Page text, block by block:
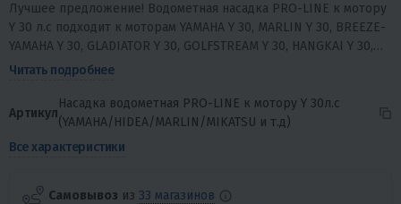
Лучшее предложение! Водометная насадка PRO-LINE к мотору
Y 30 л.с подходит к моторам YAMAHA Y 30, MARLIN Y 30, BREEZE-
YAMAHA Y 30, GLADIATOR Y 30, GOLFSTREAM Y 30, HANGKAI Y 30,
HDX Y 30, HIDEA Y...
Читать подробнее
Артикул
Насадка водометная PRO-LINE к мотору Y 30л.с
(YAMAHA/HIDEA/MARLIN/MIKATSU и т.д)
Все характеристики
Самовывоз из 33 магазинов